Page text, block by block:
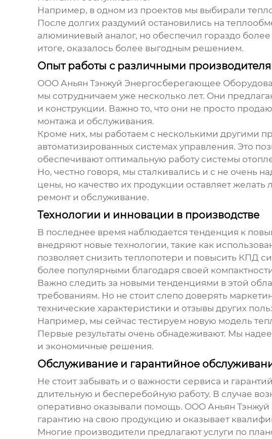
Например, в одном из проектов мы выбирали
После долгих раздумий остановились на
алюминиевый аналог, но обеспечил гораздо
итоге, оказалось более выгодным решением.
Опыт работы с различными
ООО Аньян Тэнжуй Энергосберегающее
мы сотрудничаем уже несколько лет. Они
и конструкции. Важно то, что они не просто
монтажа и обслуживания.
Кроме них, мы работаем с несколькими другими
автоматизированных системах управления. Это
обеспечивают оптимальную работу системы
Но, честно говоря, мы сталкивались и с не очень
цены, но качество их продукции оставляет
ремонт и обслуживание.
Технологии и инновации в производстве
В последнее время наблюдается тенденция к
внедряют новые технологии, такие как
позволяет снизить теплопотери и повысить КПД
более популярными благодаря своей
Важно следить за новыми тенденциями в этой
требованиям. Но не стоит слепо доверять
технические характеристики и отзывы других
Например, мы сейчас тестируем новую модель
Первые результаты очень обнадеживают. Мы
и экономичные решения.
Обслуживание и гарантийное
Не стоит забывать и о важности сервиса и
длительную и бесперебойную работу. В случае
оперативно оказывали помощь. ООО Аньян
гарантию на свою продукцию и оказывает
Многие производители предлагают услуги по